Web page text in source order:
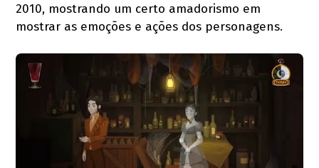
2010, mostrando um certo amadorismo em
mostrar as emoções e ações dos personagens.